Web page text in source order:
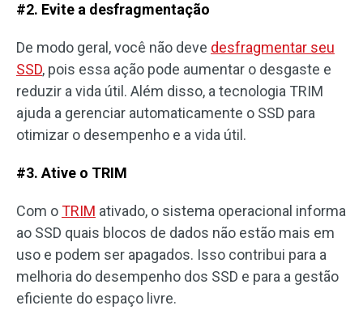
#2. Evite a desfragmentação
De modo geral, você não deve desfragmentar seu
SSD, pois essa ação pode aumentar o desgaste e
reduzir a vida útil. Além disso, a tecnologia TRIM
ajuda a gerenciar automaticamente o SSD para
otimizar o desempenho e a vida útil.
#3. Ative o TRIM
Com oTRIM ativado, o sistema operacional informa
ao SSD quais blocos de dados não estão mais em
uso e podem ser apagados. Isso contribui para a
melhoria do desempenho dos SSD e para a gestão
eficiente do espaço livre.